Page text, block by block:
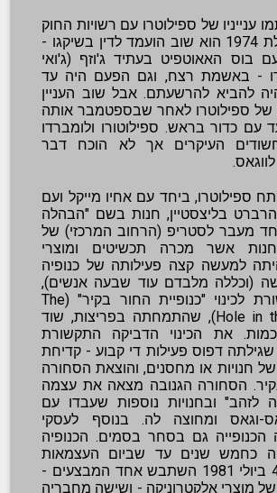
ענייניו של ספילוטרו עם רשויות החוק
בשיקגו. בתחילת 1974 הוא שוב הועמד לדין בשיקגו -
בוס האאוטפיט בעתיד ג'וזף (ג'ואי
- באשמת רצח, וגם הפעם היה עד
להביא להרשעתם. אבל שוב העניין
של ספילוטרו לאחר שבספטמבר אותה
עם כדור בראש. ספילוטורו ולומברדו
העיקרים אך לא הוכח דבר
1976 פתח ספילוטרו, ביחד עם אחיו מייקל ועם
בליצסטיין, חנות בשם "הבהלה
מעבר לסטריפ (הרחוב המרכזי) של
אשר מכרה תכשיטים ומוצרי
למעשה קצה פעילותה של כנופיה
(וכללה מלבדם עוד שבעה אנשים),
שזכתה בתקשורת לכינוי "כנופיית החור בקיר" (The
Hole in the Wall Gang), שהתמחתה בפריצות, שוד
את הכינוי הדביקה התקשורת
שגילתה דפוס פעילות די קבוע - קדיחת
חנויות או מחסנים, והוצאת הסחורה
הסחורה הגנובה מצאה את עצמה
לזהב" ובחנויות נוספות שעבדו עם
וגאס ומחוצה לה. בנוסף לעסקי
הכנופייה גם בסחר בסמים. הכנופיה
כחמש שנים עד שביום העצמאות
האמריקאי, ב-4 ביולי 1981 השתבש אחד המבצעים -
מוצרי אלקטרוניקה - ושישה מחבריה